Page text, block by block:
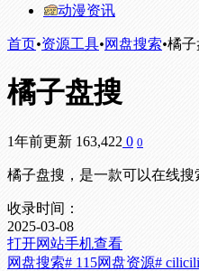
动漫资讯
首页•资源工具•网盘搜索•橘子
橘子盘搜
1年前更新 163,422 0 0
橘子盘搜，是一款可以在线搜
收录时间：
2025-03-08
打开网站手机查看
网盘搜索# 115网盘资源# cilicili